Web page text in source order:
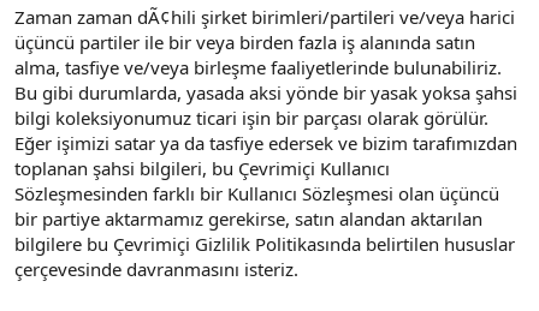
Zaman zaman dÃ¢hili şirket birimleri/partileri ve/veya harici
üçüncü partiler ile bir veya birden fazla iş alanında satın
alma, tasfiye ve/veya birleşme faaliyetlerinde bulunabiliriz.
Bu gibi durumlarda, yasada aksi yönde bir yasak yoksa şahsi
bilgi koleksiyonumuz ticari işin bir parçası olarak görülür.
Eğer işimizi satar ya da tasfiye edersek ve bizim tarafımızdan
toplanan şahsi bilgileri, bu Çevrimiçi Kullanıcı
Sözleşmesinden farklı bir Kullanıcı Sözleşmesi olan üçüncü
bir partiye aktarmamız gerekirse, satın alandan aktarılan
bilgilere bu Çevrimiçi Gizlilik Politikasında belirtilen hususlar
çerçevesinde davranmasını isteriz.